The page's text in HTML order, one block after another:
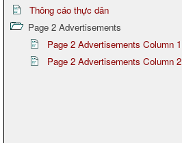
Thông cáo thực dân
Page 2 Advertisements
Page 2 Advertisements Column 1
Page 2 Advertisements Column 2